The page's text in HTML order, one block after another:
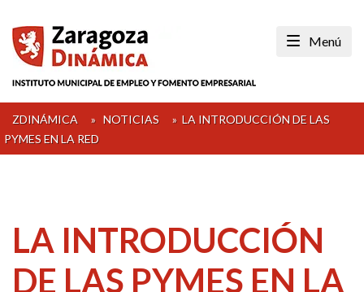
content
Menú
ZDINÁMICA » NOTICIAS » LA INTRODUCCIÓN DE LAS
PYMES EN LA RED
LA INTRODUCCIÓN
DE LAS PYMES EN LA